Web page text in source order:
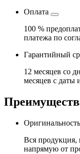
Оплата
100 %
платежа по
Гарантийный
12 месяцев со
месяцев с даты
Вся продукция,
напрямую от